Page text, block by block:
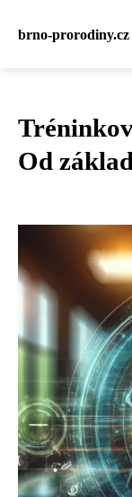
brno-prorodiny.cz
Od